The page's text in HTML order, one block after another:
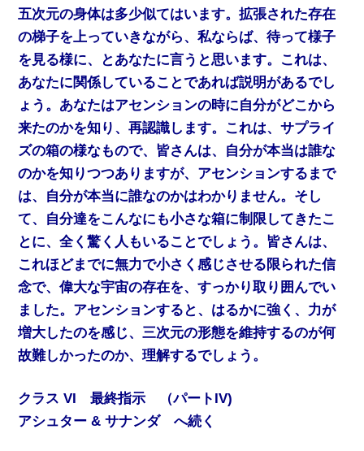
五次元の身体は多少似てはいます。拡張された存在
の梯子を上っていきながら、私ならば、待って様子
を見る様に、とあなたに言うと思います。これは、
あなたに関係していることであれば説明があるでし
ょう。あなたはアセンションの時に自分がどこから
来たのかを知り、再認識します。これは、サプライ
ズの箱の様なもので、皆さんは、自分が本当は誰な
のかを知りつつありますが、アセンションするまで
は、自分が本当に誰なのかはわかりません。そし
て、自分達をこんなにも小さな箱に制限してきたこ
とに、全く驚く人もいることでしょう。皆さんは、
これほどまでに無力で小さく感じさせる限られた信
念で、偉大な宇宙の存在を、すっかり取り囲んでい
ました。アセンションすると、はるかに強く、力が
増大したのを感じ、三次元の形態を維持するのが何
故難しかったのか、理解するでしょう。
クラス VI 最終指示 （パートIV)
アシュター & サナンダ へ続く